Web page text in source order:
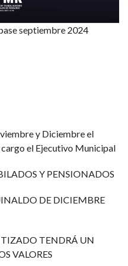
septiembre 2024
y Diciembre el
cargo el Ejecutivo Municipal
Y PENSIONADOS
DE DICIEMBRE
TENDRÁ UN
VALORES